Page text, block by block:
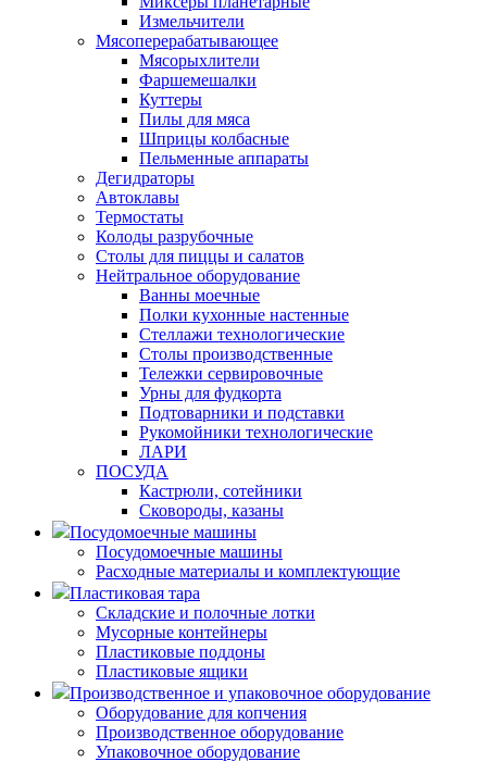
Измельчители
Мясоперерабатывающее
Мясорыхлители
Фаршемешалки
Куттеры
Пилы для мяса
Шприцы колбасные
Пельменные аппараты
Дегидраторы
Автоклавы
Термостаты
Колоды разрубочные
Столы для пиццы и салатов
Нейтральное оборудование
Ванны моечные
Полки кухонные настенные
Стеллажи технологические
Столы производственные
Тележки сервировочные
Урны для фудкорта
Подтоварники и подставки
Рукомойники технологические
ЛАРИ
ПОСУДА
Кастрюли, сотейники
Сковороды, казаны
Посудомоечные машины
Посудомоечные машины
Расходные материалы и комплектующие
Пластиковая тара
Складские и полочные лотки
Мусорные контейнеры
Пластиковые поддоны
Пластиковые ящики
Производственное и упаковочное оборудование
Оборудование для копчения
Производственное оборудование
Упаковочное оборудование